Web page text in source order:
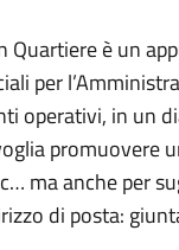
Quartiere è un
per
operativi, in un
promuovere
ma anche per
di posta: